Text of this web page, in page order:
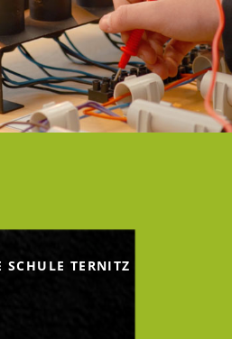
SCHULE TERNITZ